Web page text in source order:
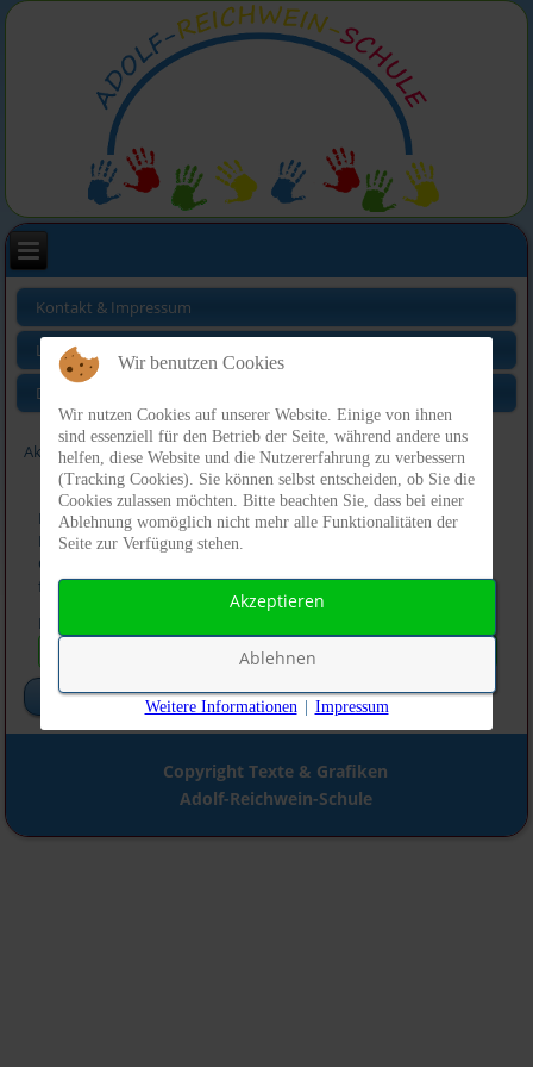
Kontakt & Impressum
Links
Datenschutz
Aktuelle Seite:Index
Bitte die E-Mail-Adresse des Benutzerkontos eingeben. Ein
Bestätigungscode wird dann an diese verschickt. Sobald der
Code vorliegt, kann ein neues Passwort für das Benutzerkonto
festgelegt werden.
E-Mail-Adresse
Senden
Copyright Texte & Grafiken
Adolf-Reichwein-Schule
Wir benutzen Cookies
Wir nutzen Cookies auf unserer Website. Einige von ihnen
sind essenziell für den Betrieb der Seite, während andere uns
helfen, diese Website und die Nutzererfahrung zu verbessern
(Tracking Cookies). Sie können selbst entscheiden, ob Sie die
Cookies zulassen möchten. Bitte beachten Sie, dass bei einer
Ablehnung womöglich nicht mehr alle Funktionalitäten der
Seite zur Verfügung stehen.
Akzeptieren
Ablehnen
Weitere Informationen Impressum